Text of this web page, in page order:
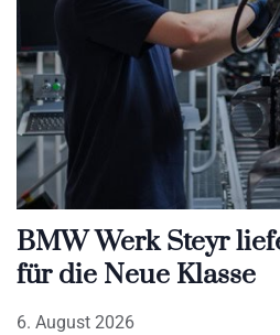
BMW Werk Steyr
für die Neue Klasse
6. August 2026